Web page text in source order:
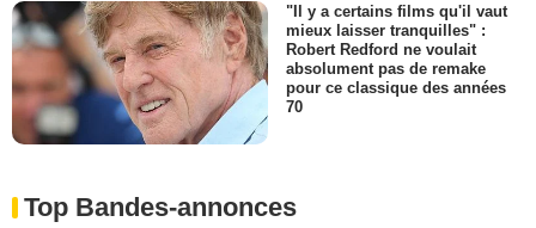
"Il y a certains films qu'il vaut
mieux laisser tranquilles" :
Robert Redford ne voulait
absolument pas de remake
pour ce classique des années
70
Top Bandes-annonces